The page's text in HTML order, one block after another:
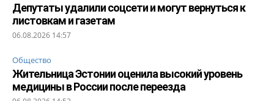
Депутаты удалили соцсети и могут вернуться к
листовкам и газетам
06.08.2026 14:57
Общество
Жительница Эстонии оценила высокий уровень
медицины в России после переезда